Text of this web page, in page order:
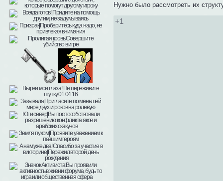
Нужно было рассмотреть их
+1